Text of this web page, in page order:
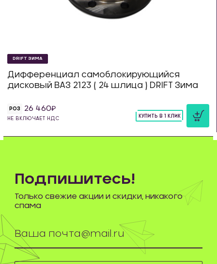
DRIFT ЗИМА
Дифференциал самоблокирующийся
дисковый ВАЗ 2123 ( 24 шлица ) DRIFT Зима
РОЗ 26 460
НЕ ВКЛЮЧАЕТ НДС
КУПИТЬ В 1 КЛИК
Подпишитесь!
Только свежие акции и скидки, никакого
спама